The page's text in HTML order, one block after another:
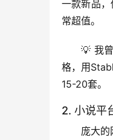
一款新品
常超值。
💡 我
格，用
15-20套。
2. 小说平
庞大的